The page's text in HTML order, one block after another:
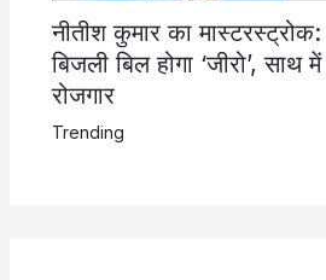
नीतीश कुमार का
बिजली बिल होगा ‘जीरो’, साथ
रोजगार
Trending